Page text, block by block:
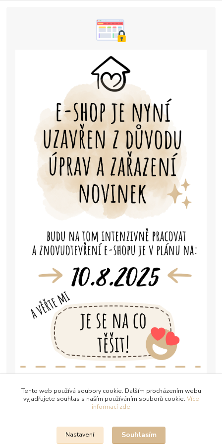
Tento web používá soubory cookie. Dalším procházením webu
vyjadřujete souhlas s naším používáním souborů cookie. Více
informací zde
Nastavení Souhlasím